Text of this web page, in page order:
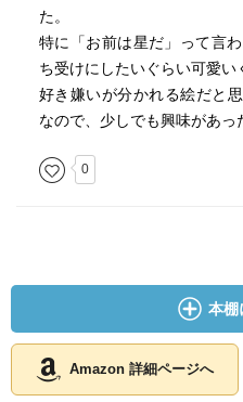
た。
特に「お前は星だ」って言
ち受けにしたいぐらい可愛い
好き嫌いが分かれる絵だと
なので、少しでも興味があっ
0
本棚
Amazon 詳細ページへ